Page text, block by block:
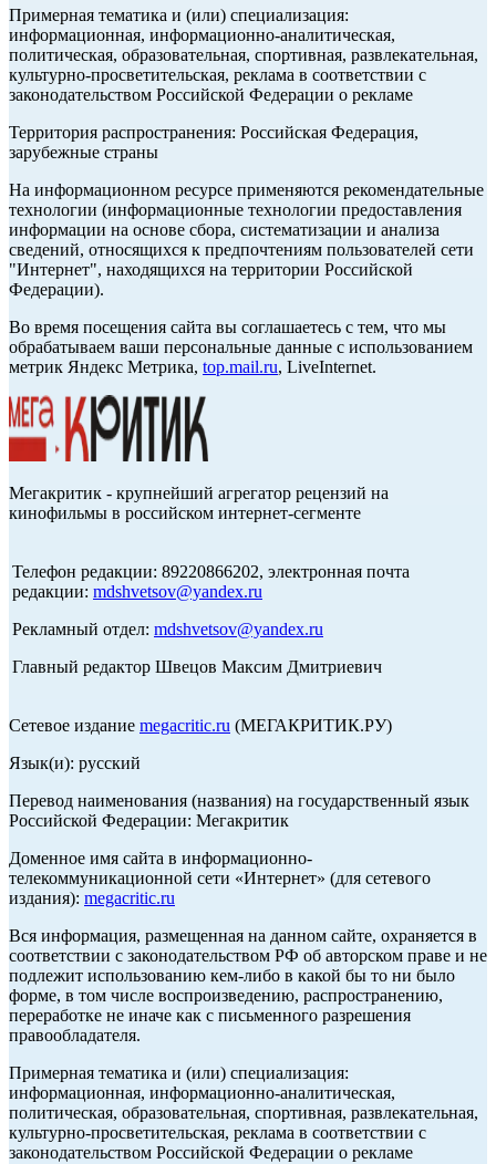
Примерная тематика и (или) специализация:
информационная, информационно-аналитическая,
политическая, образовательная, спортивная, развлекательная,
культурно-просветительская, реклама в соответствии с
законодательством Российской Федерации о рекламе
Территория распространения: Российская Федерация,
зарубежные страны
На информационном ресурсе применяются рекомендательные
технологии (информационные технологии предоставления
информации на основе сбора, систематизации и анализа
сведений, относящихся к предпочтениям пользователей сети
"Интернет", находящихся на территории Российской
Федерации).
Во время посещения сайта вы соглашаетесь с тем, что мы
обрабатываем ваши персональные данные с использованием
метрик Яндекс Метрика, top.mail.ru, LiveInternet.
Мегакритик - крупнейший агрегатор рецензий на
кинофильмы в российском интернет-сегменте
Телефон редакции: 89220866202, электронная почта
редакции: mdshvetsov@yandex.ru
Рекламный отдел: mdshvetsov@yandex.ru
Главный редактор Швецов Максим Дмитриевич
Сетевое издание megacritic.ru (МЕГАКРИТИК.РУ)
Язык(и): русский
Перевод наименования (названия) на государственный язык
Российской Федерации: Мегакритик
Доменное имя сайта в информационно-
телекоммуникационной сети «Интернет» (для сетевого
издания): megacritic.ru
Вся информация, размещенная на данном сайте, охраняется в
соответствии с законодательством РФ об авторском праве и не
подлежит использованию кем-либо в какой бы то ни было
форме, в том числе воспроизведению, распространению,
переработке не иначе как с письменного разрешения
правообладателя.
Примерная тематика и (или) специализация:
информационная, информационно-аналитическая,
политическая, образовательная, спортивная, развлекательная,
культурно-просветительская, реклама в соответствии с
законодательством Российской Федерации о рекламе